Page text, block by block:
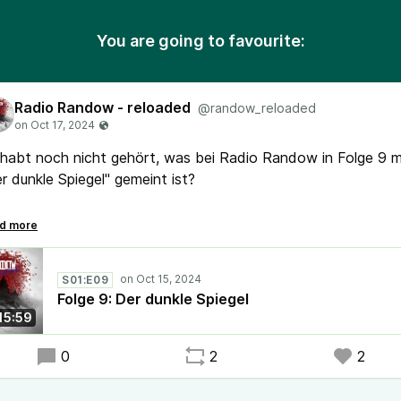
You are going to favourite:
Radio Randow - reloaded @randow_reloaded
noch nicht gehört, was bei Radio Randow in Folge 9
dunkle Spiegel" gemeint ist?
hängt mit allem zusammen und wer die früheren Folgen
hat, versteht auch hier, was gerade passiert....
los, reinhören.
#Mystery #Randow
etwas andere #Podcast
S01:E09
Folge 9: Der dunkle Spiegel
0 2 2